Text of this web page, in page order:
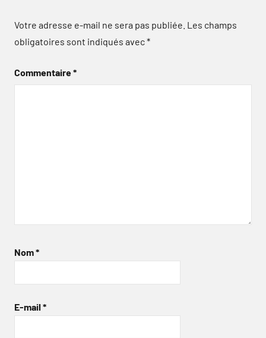
Votre adresse e-mail ne sera pas publiée. Les champs
obligatoires sont indiqués avec*
Commentaire*
Nom*
E-mail *